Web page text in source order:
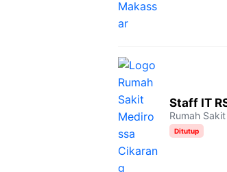
Staff IT
Rumah
Ditutup